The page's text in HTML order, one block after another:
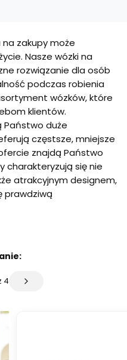
zakupy może
Nasze wózki na
rozwiązanie dla osób
podczas robienia
wózków, które
klientów.
Państwo duże
częstsze, mniejsze
znajdą Państwo
charakteryzują się nie
atrakcyjnym designem,
prawdziwą
4 Następne produkty